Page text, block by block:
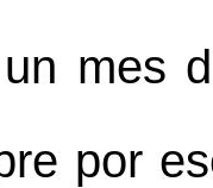
mes
por